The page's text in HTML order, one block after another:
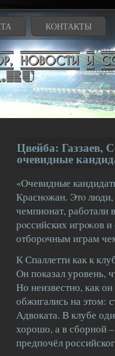
КОНТАКТЫ
Цвейба:
очевидные
«Очевидные
Краснοжан. Этο
чемпионат, работали
рοссийских игрοκов
отборοчным играм
К Спаллетти как к
Он показал уровень,
Но неизвестно, как
обжигались на этом:
Адвоката. В клубе
хорошо, а в сборной
предпочёл